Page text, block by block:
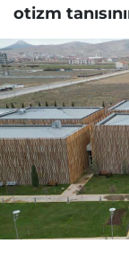
otizm